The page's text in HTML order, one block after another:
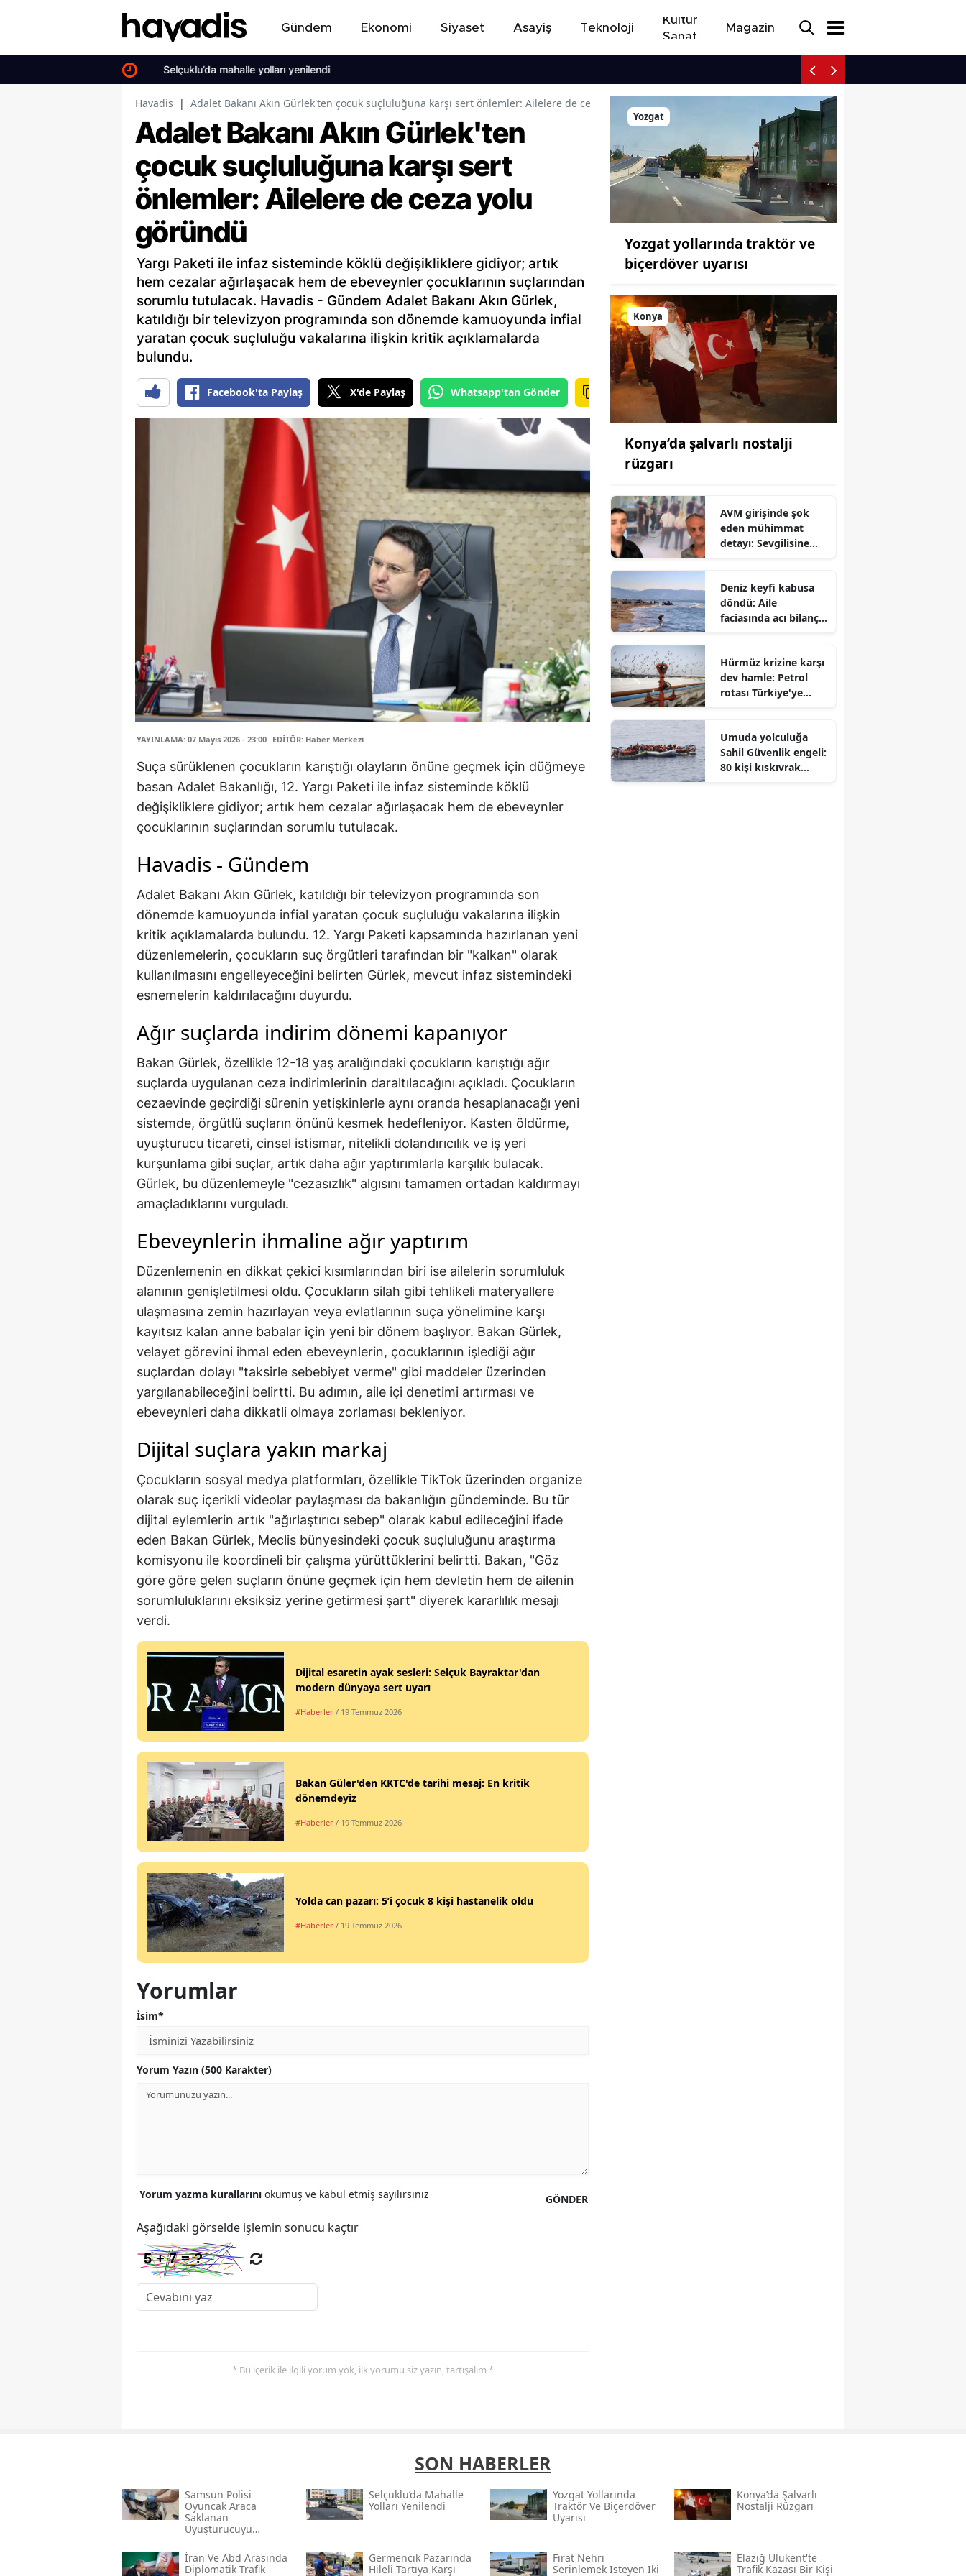
Gündem Ekonomi Siyaset Asayiş Teknoloji
Kültür
Sanat
Magazin
Selçuklu’da mahalle yolları yenilendi
Havadis | Adalet Bakanı Akın Gürlek'ten çocuk suçluluğuna karşı sert önlemler: Ailelere de ceza yolu göründü
Adalet Bakanı Akın Gürlek'ten
çocuk suçluluğuna karşı sert
önlemler: Ailelere de ceza yolu
göründü
Yargı Paketi ile infaz sisteminde köklü değişikliklere gidiyor; artık
hem cezalar ağırlaşacak hem de ebeveynler çocuklarının suçlarından
sorumlu tutulacak. Havadis - Gündem Adalet Bakanı Akın Gürlek,
katıldığı bir televizyon programında son dönemde kamuoyunda infial
yaratan çocuk suçluluğu vakalarına ilişkin kritik açıklamalarda
bulundu.
Facebook'ta Paylaş X'de Paylaş Whatsapp'tan Gönder
YAYINLAMA: 07 Mayıs 2026 - 23:00 EDİTÖR: Haber Merkezi
Suça sürüklenen çocukların karıştığı olayların önüne geçmek için düğmeye
basan Adalet Bakanlığı, 12. Yargı Paketi ile infaz sisteminde köklü
değişikliklere gidiyor; artık hem cezalar ağırlaşacak hem de ebeveynler
çocuklarının suçlarından sorumlu tutulacak.
Havadis - Gündem
Adalet Bakanı Akın Gürlek, katıldığı bir televizyon programında son
dönemde kamuoyunda infial yaratan çocuk suçluluğu vakalarına ilişkin
kritik açıklamalarda bulundu. 12. Yargı Paketi kapsamında hazırlanan yeni
düzenlemelerin, çocukların suç örgütleri tarafından bir "kalkan" olarak
kullanılmasını engelleyeceğini belirten Gürlek, mevcut infaz sistemindeki
esnemelerin kaldırılacağını duyurdu.
Ağır suçlarda indirim dönemi kapanıyor
Bakan Gürlek, özellikle 12-18 yaş aralığındaki çocukların karıştığı ağır
suçlarda uygulanan ceza indirimlerinin daraltılacağını açıkladı. Çocukların
cezaevinde geçirdiği sürenin yetişkinlerle aynı oranda hesaplanacağı yeni
sistemde, örgütlü suçların önünü kesmek hedefleniyor. Kasten öldürme,
uyuşturucu ticareti, cinsel istismar, nitelikli dolandırıcılık ve iş yeri
kurşunlama gibi suçlar, artık daha ağır yaptırımlarla karşılık bulacak.
Gürlek, bu düzenlemeyle "cezasızlık" algısını tamamen ortadan kaldırmayı
amaçladıklarını vurguladı.
Ebeveynlerin ihmaline ağır yaptırım
Düzenlemenin en dikkat çekici kısımlarından biri ise ailelerin sorumluluk
alanının genişletilmesi oldu. Çocukların silah gibi tehlikeli materyallere
ulaşmasına zemin hazırlayan veya evlatlarının suça yönelimine karşı
kayıtsız kalan anne babalar için yeni bir dönem başlıyor. Bakan Gürlek,
velayet görevini ihmal eden ebeveynlerin, çocuklarının işlediği ağır
suçlardan dolayı "taksirle sebebiyet verme" gibi maddeler üzerinden
yargılanabileceğini belirtti. Bu adımın, aile içi denetimi artırması ve
ebeveynleri daha dikkatli olmaya zorlaması bekleniyor.
Dijital suçlara yakın markaj
Çocukların sosyal medya platformları, özellikle TikTok üzerinden organize
olarak suç içerikli videolar paylaşması da bakanlığın gündeminde. Bu tür
dijital eylemlerin artık "ağırlaştırıcı sebep" olarak kabul edileceğini ifade
eden Bakan Gürlek, Meclis bünyesindeki çocuk suçluluğunu araştırma
komisyonu ile koordineli bir çalışma yürüttüklerini belirtti. Bakan, "Göz
göre göre gelen suçların önüne geçmek için hem devletin hem de ailenin
sorumluluklarını eksiksiz yerine getirmesi şart" diyerek kararlılık mesajı
verdi.
Dijital esaretin ayak sesleri: Selçuk Bayraktar'dan
modern dünyaya sert uyarı
#Haberler / 19 Temmuz 2026
Bakan Güler'den KKTC'de tarihi mesaj: En kritik
dönemdeyiz
#Haberler / 19 Temmuz 2026
Yolda can pazarı: 5’i çocuk 8 kişi hastanelik oldu
#Haberler / 19 Temmuz 2026
Yorumlar
İsim*
Yorum Yazın (500 Karakter)
GÖNDER
Yorum yazma kurallarını okumuş ve kabul etmiş sayılırsınız
Aşağıdaki görselde işlemin sonucu kaçtır
* Bu içerik ile ilgili yorum yok, ilk yorumu siz yazın, tartışalım *
Yozgat
Yozgat yollarında traktör ve
biçerdöver uyarısı
Konya
Konya’da şalvarlı nostalji
rüzgarı
AVM girişinde şok
eden mühimmat
detayı: Sevgilisine
Deniz keyfi kabusa
döndü: Aile
faciasında acı bilanço
Hürmüz krizine karşı
dev hamle: Petrol
rotası Türkiye'ye
Umuda yolculuğa
Sahil Güvenlik engeli:
80 kişi kıskıvrak
SON HABERLER
Samsun Polisi
Oyuncak Araca
Saklanan
Uyuşturucuyu
Selçuklu’da Mahalle
Yolları Yenilendi
Yozgat Yollarında
Traktör Ve Biçerdöver
Uyarısı
Konya’da Şalvarlı
Nostalji Rüzgarı
İran Ve Abd Arasında
Diplomatik Trafik
Germencik Pazarında
Hileli Tartıya Karşı
Fırat Nehri
Serinlemek Isteyen Iki
Elazığ Ulukent'te
Trafik Kazası Bir Kişi